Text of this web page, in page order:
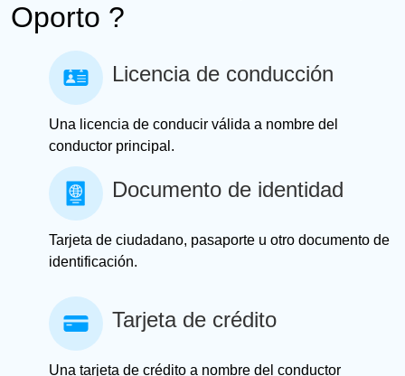
Oporto ?
Licencia de conducción
Una licencia de conducir válida a nombre del
conductor principal.
Documento de identidad
Tarjeta de ciudadano, pasaporte u otro documento de
identificación.
Tarjeta de crédito
Una tarjeta de crédito a nombre del conductor